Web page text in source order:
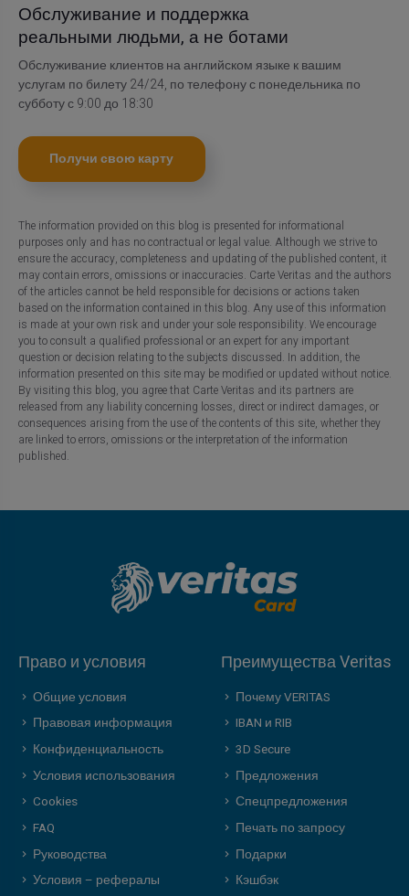
Обслуживание и поддержка
реальными людьми, а не ботами
Обслуживание клиентов на английском языке к вашим
услугам по билету 24/24, по телефону с понедельника по
субботу с 9:00 до 18:30
Получи свою карту
The information provided on this blog is presented for informational
purposes only and has no contractual or legal value. Although we strive to
ensure the accuracy, completeness and updating of the published content, it
may contain errors, omissions or inaccuracies. Carte Veritas and the authors
of the articles cannot be held responsible for decisions or actions taken
based on the information contained in this blog. Any use of this information
is made at your own risk and under your sole responsibility. We encourage
you to consult a qualified professional or an expert for any important
question or decision relating to the subjects discussed. In addition, the
information presented on this site may be modified or updated without notice.
By visiting this blog, you agree that Carte Veritas and its partners are
released from any liability concerning losses, direct or indirect damages, or
consequences arising from the use of the contents of this site, whether they
are linked to errors, omissions or the interpretation of the information
published.
Право и условия
Общие условия
Правовая информация
Конфиденциальность
Условия использования
Cookies
FAQ
Руководства
Условия – рефералы
Преимущества Veritas
Почему VERITAS
IBAN и RIB
3D Secure
Предложения
Спецпредложения
Печать по запросу
Подарки
Кэшбэк